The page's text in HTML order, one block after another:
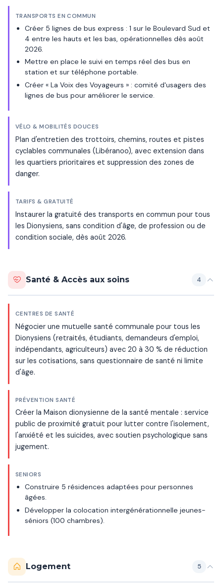
TRANSPORTS EN COMMUN
Créer 5 lignes de bus express : 1 sur le Boulevard Sud et
4 entre les hauts et les bas, opérationnelles dès août
2026.
Mettre en place le suivi en temps réel des bus en
station et sur téléphone portable.
Créer « La Voix des Voyageurs » : comité d'usagers des
lignes de bus pour améliorer le service.
VÉLO & MOBILITÉS DOUCES
Plan d'entretien des trottoirs, chemins, routes et pistes
cyclables communales (Libéranoo), avec extension dans
les quartiers prioritaires et suppression des zones de
danger.
TARIFS & GRATUITÉ
Instaurer la gratuité des transports en commun pour tous
les Dionysiens, sans condition d'âge, de profession ou de
condition sociale, dès août 2026.
Santé & Accès aux soins 4
CENTRES DE SANTÉ
Négocier une mutuelle santé communale pour tous les
Dionysiens (retraités, étudiants, demandeurs d'emploi,
indépendants, agriculteurs) avec 20 à 30 % de réduction
sur les cotisations, sans questionnaire de santé ni limite
d'âge.
PRÉVENTION SANTÉ
Créer la Maison dionysienne de la santé mentale : service
public de proximité gratuit pour lutter contre l'isolement,
l'anxiété et les suicides, avec soutien psychologique sans
jugement.
SENIORS
Construire 5 résidences adaptées pour personnes
âgées.
Développer la colocation intergénérationnelle jeunes-
séniors (100 chambres).
Logement 5